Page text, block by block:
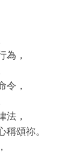
為，
令，
法，
稱頌祢。